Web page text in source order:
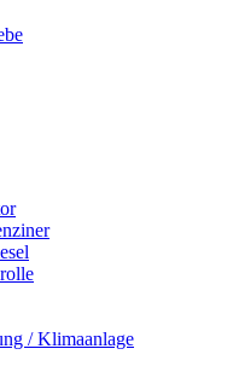
/ Klimaanlage